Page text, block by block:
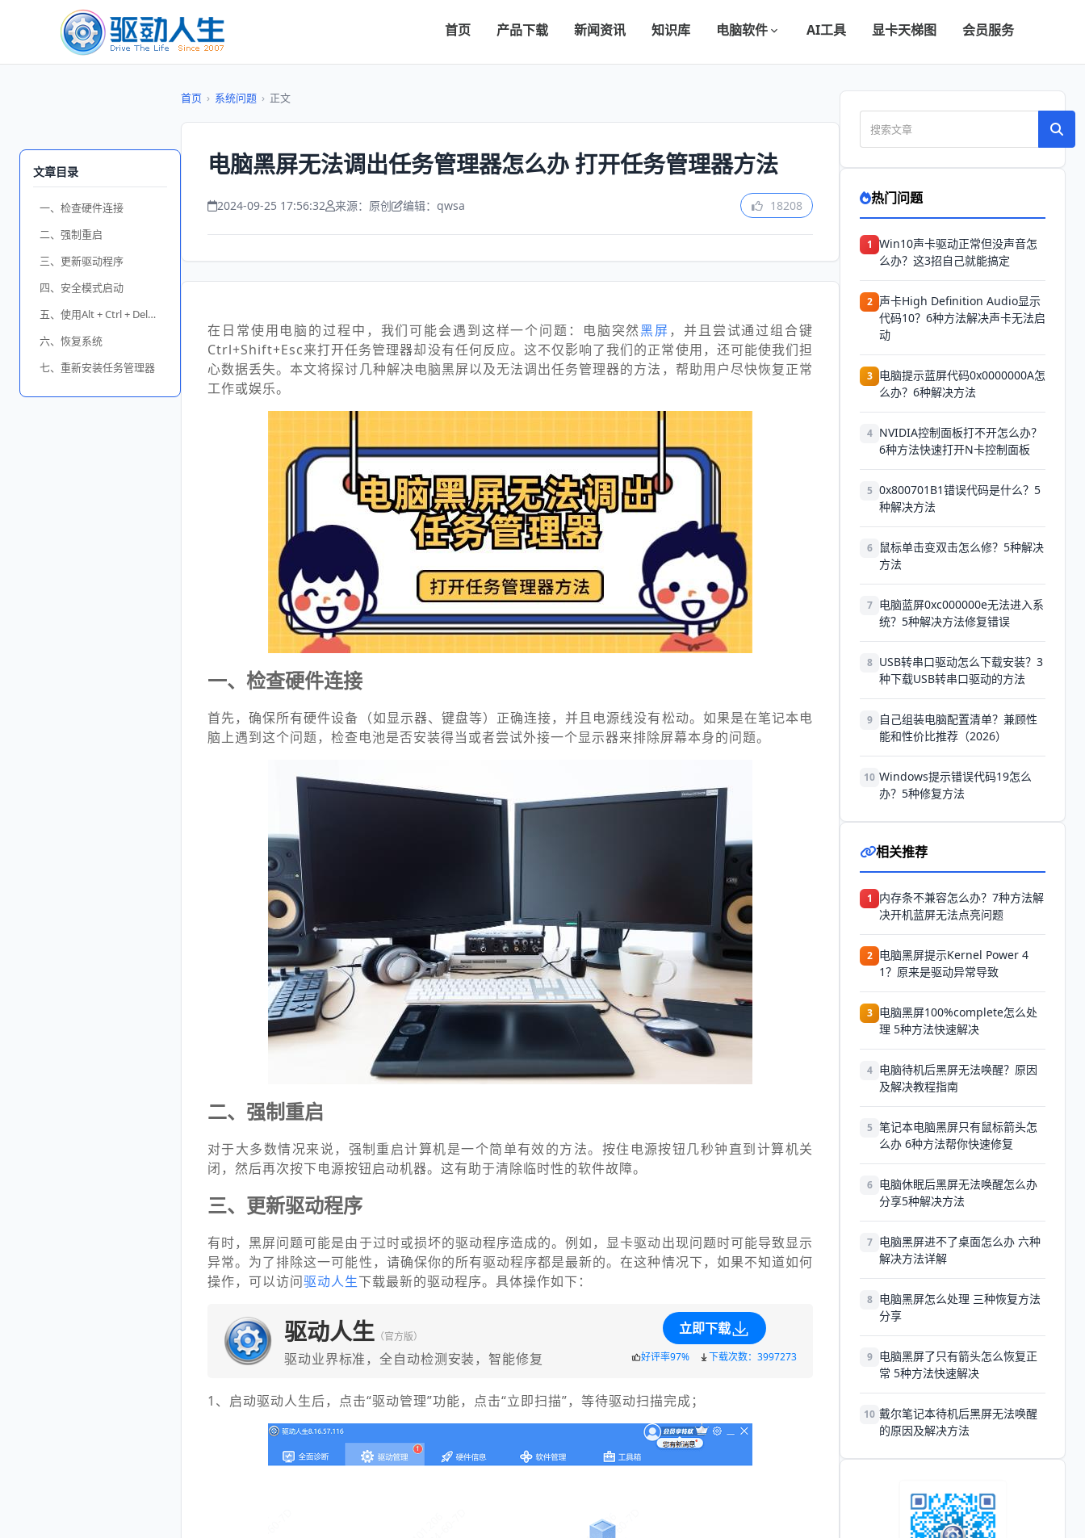
首页 产品下载 新闻资讯 知识库 电脑软件 AI工具 显卡天梯图 会员服务
文章目录
一、检查硬件连接
二、强制重启
三、更新驱动程序
四、安全模式启动
五、使用Alt + Ctrl + Del组合键
六、恢复系统
七、重新安装任务管理器
首页 › 系统问题 › 正文
电脑黑屏无法调出任务管理器怎么办 打开任务管理器方法
2024-09-25 17:56:32 来源：原创 编辑：qwsa 18208
在日常使用电脑的过程中，我们可能会遇到这样一个问题：电脑突然黑屏 ，并且尝试通过组合键
Ctrl+Shift+Esc来打开任务管理器却没有任何反应。这不仅影响了我们的正常使用，还可能使我们担
心数据丢失。本文将探讨几种解决电脑黑屏以及无法调出任务管理器的方法，帮助用户尽快恢复正常
工作或娱乐。
一、检查硬件连接
首先，确保所有硬件设备（如显示器、键盘等）正确连接，并且电源线没有松动。如果是在笔记本电
脑上遇到这个问题，检查电池是否安装得当或者尝试外接一个显示器来排除屏幕本身的问题。
二、强制重启
对于大多数情况来说，强制重启计算机是一个简单有效的方法。按住电源按钮几秒钟直到计算机关
闭，然后再次按下电源按钮启动机器。这有助于清除临时性的软件故障。
三、更新驱动程序
有时，黑屏问题可能是由于过时或损坏的驱动程序造成的。例如，显卡驱动出现问题时可能导致显示
异常。为了排除这一可能性，请确保你的所有驱动程序都是最新的。在这种情况下，如果不知道如何
操作，可以访问驱动人生下载最新的驱动程序。具体操作如下：
驱动人生 （官方版）
驱动业界标准，全自动检测安装，智能修复
立即下载
好评率97% 下载次数：3997273
1、启动驱动人生后，点击“驱动管理”功能，点击“立即扫描”，等待驱动扫描完成；
热门问题
1 Win10声卡驱动正常但没声音怎
么办？这3招自己就能搞定
2 声卡High Definition Audio显示
代码10？6种方法解决声卡无法启
动
3 电脑提示蓝屏代码0x0000000A怎
么办？6种解决方法
4 NVIDIA控制面板打不开怎么办？
6种方法快速打开N卡控制面板
5 0x800701B1错误代码是什么？5
种解决方法
6
鼠标单击变双击怎么修？5种解决
方法
7 电脑蓝屏0xc000000e无法进入系
统？5种解决方法修复错误
8 USB转串口驱动怎么下载安装？3
种下载USB转串口驱动的方法
9
自己组装电脑配置清单？兼顾性
能和性价比推荐（2026）
10 Windows提示错误代码19怎么
办？5种修复方法
相关推荐
1
内存条不兼容怎么办？7种方法解
决开机蓝屏无法点亮问题
2 电脑黑屏提示Kernel Power 4
1？原来是驱动异常导致
3 电脑黑屏100%complete怎么处
理 5种方法快速解决
4 电脑待机后黑屏无法唤醒？原因
及解决教程指南
5 笔记本电脑黑屏只有鼠标箭头怎
么办 6种方法帮你快速修复
6 电脑休眠后黑屏无法唤醒怎么办
分享5种解决方法
7 电脑黑屏进不了桌面怎么办 六种
解决方法详解
8 电脑黑屏怎么处理 三种恢复方法
分享
9 电脑黑屏了只有箭头怎么恢复正
常 5种方法快速解决
10 戴尔笔记本待机后黑屏无法唤醒
的原因及解决方法